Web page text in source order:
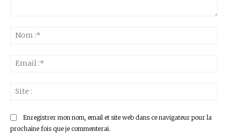
Enregistrer mon nom, email et site web dans ce navigateur pour la
prochaine fois que je commenterai.